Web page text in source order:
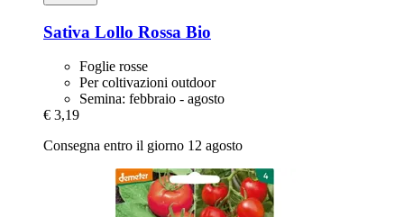
Sativa Lollo Rossa Bio
Foglie rosse
Per coltivazioni outdoor
Semina: febbraio - agosto
€ 3,19
Consegna entro il giorno 12 agosto